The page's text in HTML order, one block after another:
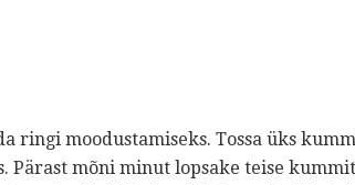
ringi moodustamiseks. Tossa üks
Pärast mõni minut lopsake teise